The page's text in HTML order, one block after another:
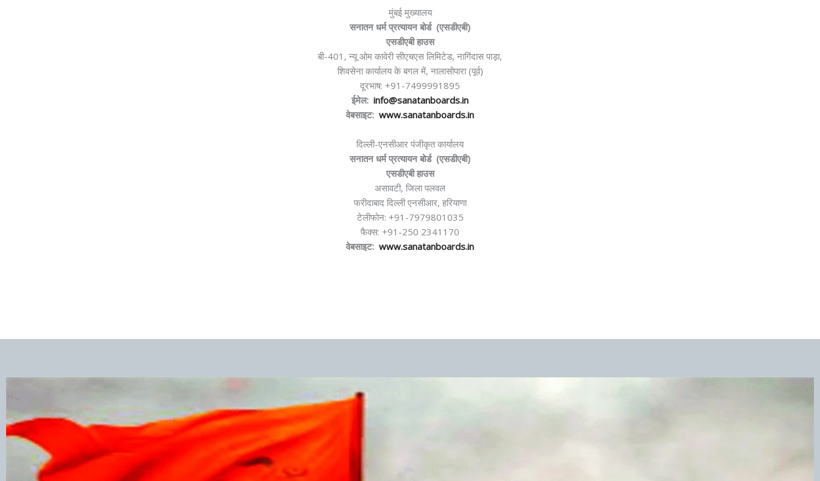
मुंबई मुख्यालय
सनातन धर्म प्रत्यायन बोर्ड (एसडीएबी)
एसडीएबी हाउस
बी-401, न्यू ओम कावेरी सीएचएस लिमिटेड, नागिंदास पाड़ा,
शिवसेना कार्यालय के बगल में, नालासोपारा (पूर्व)
दूरभाष: +91-7499991895
ईमेल: info@sanatanboards.in
वेबसाइट: www.sanatanboards.in
दिल्ली-एनसीआर पंजीकृत कार्यालय
सनातन धर्म प्रत्यायन बोर्ड (एसडीएबी)
एसडीएबी हाउस
असावटी, जिला पलवल
फरीदाबाद दिल्ली एनसीआर, हरियाणा
टेलीफोन: +91-7979801035
फैक्स: +91-250 2341170
वेबसाइट: www.sanatanboards.in